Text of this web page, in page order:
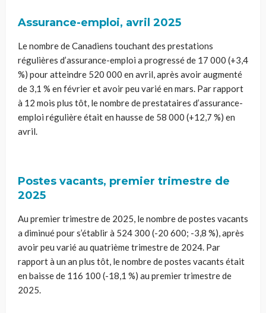
Assurance-emploi, avril 2025
Le nombre de Canadiens touchant des prestations
régulières d’assurance-emploi a progressé de 17 000 (+3,4
%) pour atteindre 520 000 en avril, après avoir augmenté
de 3,1 % en février et avoir peu varié en mars. Par rapport
à 12 mois plus tôt, le nombre de prestataires d’assurance-
emploi régulière était en hausse de 58 000 (+12,7 %) en
avril.
Postes vacants, premier trimestre de
2025
Au premier trimestre de 2025, le nombre de postes vacants
a diminué pour s’établir à 524 300 (-20 600; -3,8 %), après
avoir peu varié au quatrième trimestre de 2024. Par
rapport à un an plus tôt, le nombre de postes vacants était
en baisse de 116 100 (-18,1 %) au premier trimestre de
2025.